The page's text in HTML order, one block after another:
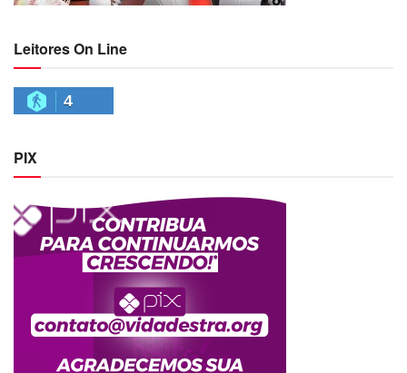
Leitores On Line
4
PIX